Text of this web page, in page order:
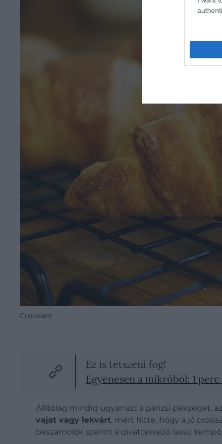
Croissant
Ez is tetszeni fog!
Egyenesen a mikróból: 1
Állítólag mindig ugyanazt a párizsi pékséget, az
vajat vagy lekvárt, mert hitte, hogy a jó
beszámolók szerint a divattervező lassú